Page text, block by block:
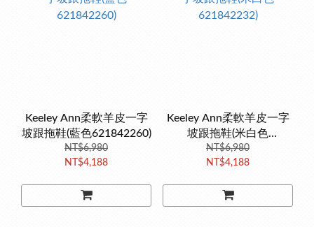
Keeley Ann柔軟羊皮一字
坡跟拖鞋(藍色621842260)
NT$6,980
NT$4,188
Keeley Ann柔軟羊皮一字
坡跟拖鞋(米白色
621842232)
NT$6,980
NT$4,188